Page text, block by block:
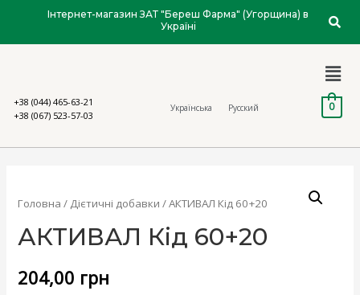
Інтернет-магазин ЗАТ "Береш Фарма" (Угорщина) в
Україні
+38 (044) 465-63-21
+38 (067) 523-57-03
Українська Русский 0
Головна / Дієтичні добавки / АКТИВАЛ Кід 60+20
АКТИВАЛ Кід 60+20
204,00 грн